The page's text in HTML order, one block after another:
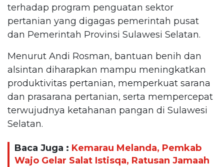
terhadap program penguatan sektor
pertanian yang digagas pemerintah pusat
dan Pemerintah Provinsi Sulawesi Selatan.
Menurut Andi Rosman, bantuan benih dan
alsintan diharapkan mampu meningkatkan
produktivitas pertanian, memperkuat sarana
dan prasarana pertanian, serta mempercepat
terwujudnya ketahanan pangan di Sulawesi
Selatan.
Baca Juga : Kemarau Melanda, Pemkab
Wajo Gelar Salat Istisqa, Ratusan Jamaah